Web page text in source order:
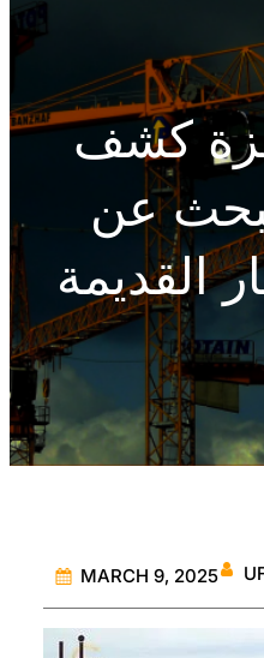
كشف
عن
القديمة
MARCH 9, 2025